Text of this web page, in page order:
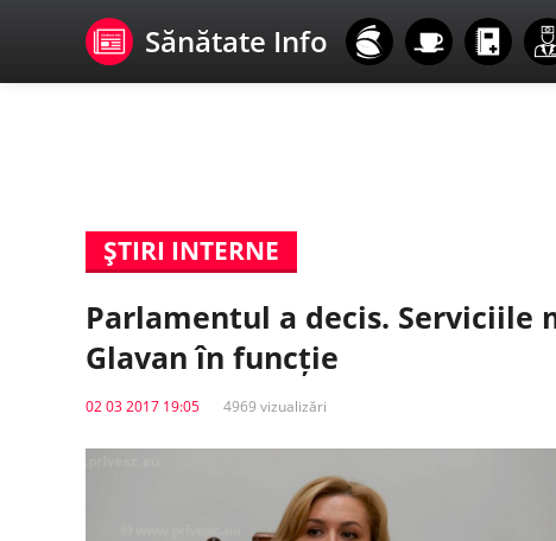
Sănătate Info
ŞTIRI INTERNE
Parlamentul a decis. Serviciile
Glavan în funcție
02 03 2017 19:05 4969 vizualizări